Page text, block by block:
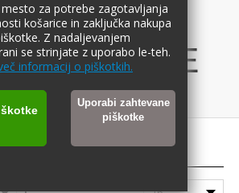
za potrebe zagotavljanja
košarice in zaključka nakupa
Z nadaljevanjem
se strinjate z uporabo le-teh.
informacij o piškotkih.
Uporabi zahtevane
piškotke
- ŠKARJE
ŠKARJE